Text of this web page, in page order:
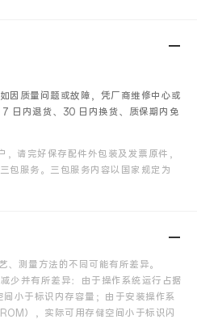
因质量问题或故障，凭厂商维修中心或
日内退货、30 日内换货、质保期内免
请完好保存配件外包装及发票原件，
包服务。三包服务内容以国家规定为
、测量方法的不同可能有所差异。
少并有所差异：由于操作系统运行占据
小于标识内存容量；由于安装操作系
），实际可用存储空间小于标识闪